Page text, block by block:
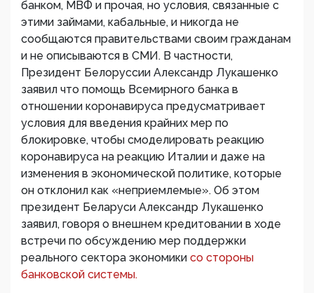
банком, МВФ и прочая, но условия, связанные с
этими займами, кабальные, и никогда не
сообщаются правительствами своим гражданам
и не описываются в СМИ. В частности,
Президент Белоруссии Александр Лукашенко
заявил что помощь Всемирного банка в
отношении коронавируса предусматривает
условия для введения крайних мер по
блокировке, чтобы смоделировать реакцию
коронавируса на реакцию Италии и даже на
изменения в экономической политике, которые
он отклонил как «неприемлемые». Об этом
президент Беларуси Александр Лукашенко
заявил, говоря о внешнем кредитовании в ходе
встречи по обсуждению мер поддержки
реального сектора экономики со стороны
банковской системы.